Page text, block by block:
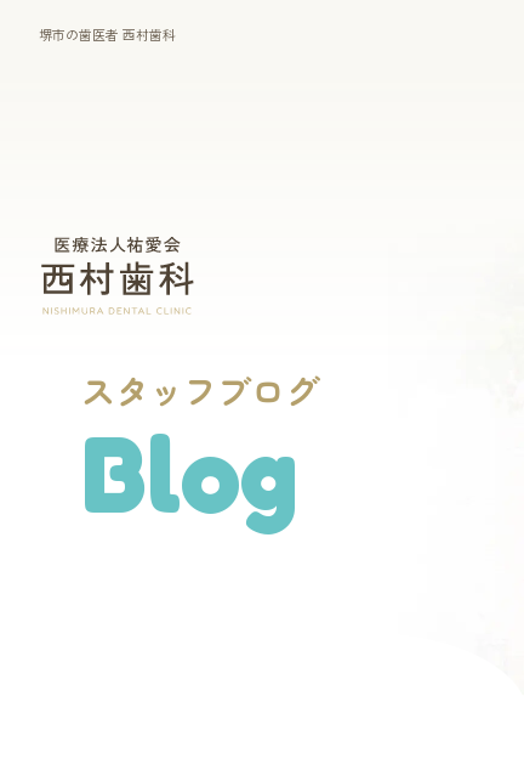
堺市の歯医者 西村歯科
歯周病治療
スタッフブログ
Blog